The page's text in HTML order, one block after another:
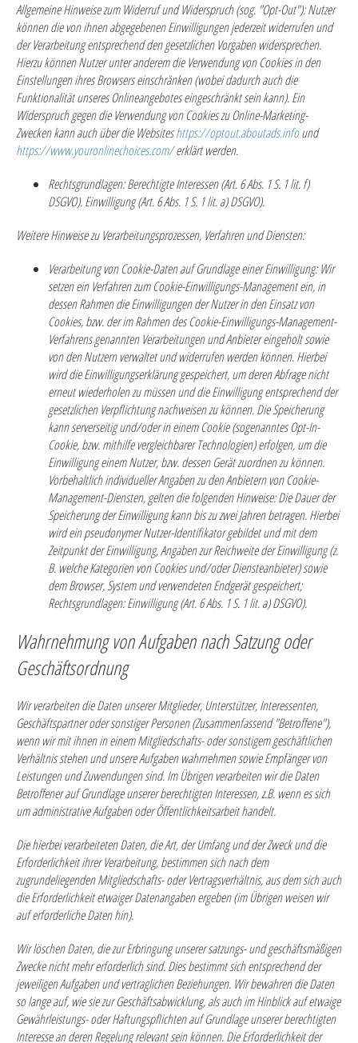
Allgemeine Hinweise zum Widerruf und Widerspruch (sog. "Opt-Out"):Nutzer
können die von ihnen abgegebenen Einwilligungen jederzeit widerrufen und
der Verarbeitung entsprechend den gesetzlichen Vorgaben widersprechen.
Hierzu können Nutzer unter anderem die Verwendung von Cookies in den
Einstellungen ihres Browsers einschränken (wobei dadurch auch die
Funktionalität unseres Onlineangebotes eingeschränkt sein kann). Ein
Widerspruch gegen die Verwendung von Cookies zu Online-Marketing-
Zwecken kann auch über die Websiteshttps://optout.aboutads.infound
https://www.youronlinechoices.com/erklärt werden.
Rechtsgrundlagen:Berechtigte Interessen (Art. 6 Abs. 1 S. 1 lit. f)
DSGVO). Einwilligung (Art. 6 Abs. 1 S. 1 lit. a) DSGVO).
Weitere Hinweise zu Verarbeitungsprozessen, Verfahren und Diensten:
Verarbeitung von Cookie-Daten auf Grundlage einer Einwilligung:Wir
setzen ein Verfahren zum Cookie-Einwilligungs-Management ein, in
dessen Rahmen die Einwilligungen der Nutzer in den Einsatz von
Cookies, bzw. der im Rahmen des Cookie-Einwilligungs-Management-
Verfahrens genannten Verarbeitungen und Anbieter eingeholt sowie
von den Nutzern verwaltet und widerrufen werden können. Hierbei
wird die Einwilligungserklärung gespeichert, um deren Abfrage nicht
erneut wiederholen zu müssen und die Einwilligung entsprechend der
gesetzlichen Verpflichtung nachweisen zu können. Die Speicherung
kann serverseitig und/oder in einem Cookie (sogenanntes Opt-In-
Cookie, bzw. mithilfe vergleichbarer Technologien) erfolgen, um die
Einwilligung einem Nutzer, bzw. dessen Gerät zuordnen zu können.
Vorbehaltlich individueller Angaben zu den Anbietern von Cookie-
Management-Diensten, gelten die folgenden Hinweise: Die Dauer der
Speicherung der Einwilligung kann bis zu zwei Jahren betragen. Hierbei
wird ein pseudonymer Nutzer-Identifikator gebildet und mit dem
Zeitpunkt der Einwilligung, Angaben zur Reichweite der Einwilligung (z.
B. welche Kategorien von Cookies und/oder Diensteanbieter) sowie
dem Browser, System und verwendeten Endgerät gespeichert;
Rechtsgrundlagen:Einwilligung (Art. 6 Abs. 1 S. 1 lit. a) DSGVO).
Wahrnehmung von Aufgaben nach Satzung oder
Geschäftsordnung
Wir verarbeiten die Daten unserer Mitglieder, Unterstützer, Interessenten,
Geschäftspartner oder sonstiger Personen (Zusammenfassend "Betroffene"),
wenn wir mit ihnen in einem Mitgliedschafts- oder sonstigem geschäftlichen
Verhältnis stehen und unsere Aufgaben wahrnehmen sowie Empfänger von
Leistungen und Zuwendungen sind. Im Übrigen verarbeiten wir die Daten
Betroffener auf Grundlage unserer berechtigten Interessen, z.B. wenn es sich
um administrative Aufgaben oder Öffentlichkeitsarbeit handelt.
Die hierbei verarbeiteten Daten, die Art, der Umfang und der Zweck und die
Erforderlichkeit ihrer Verarbeitung, bestimmen sich nach dem
zugrundeliegenden Mitgliedschafts- oder Vertragsverhältnis, aus dem sich auch
die Erforderlichkeit etwaiger Datenangaben ergeben (im Übrigen weisen wir
auf erforderliche Daten hin).
Wir löschen Daten, die zur Erbringung unserer satzungs- und geschäftsmäßigen
Zwecke nicht mehr erforderlich sind. Dies bestimmt sich entsprechend der
jeweiligen Aufgaben und vertraglichen Beziehungen. Wir bewahren die Daten
so lange auf, wie sie zur Geschäftsabwicklung, als auch im Hinblick auf etwaige
Gewährleistungs- oder Haftungspflichten auf Grundlage unserer berechtigten
Interesse an deren Regelung relevant sein können. Die Erforderlichkeit der